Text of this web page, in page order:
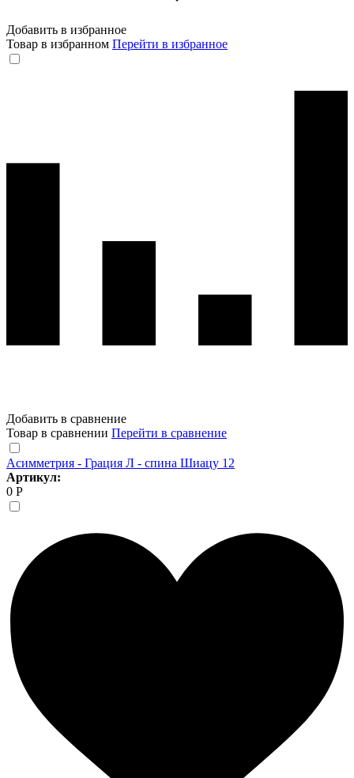
Добавить в избранное
Товар в избранном Перейти в избранное
Добавить в сравнение
Товар в сравнении Перейти в сравнение
Асимметрия - Грация Л - спина Шиацу 12
Артикул:
0 Р